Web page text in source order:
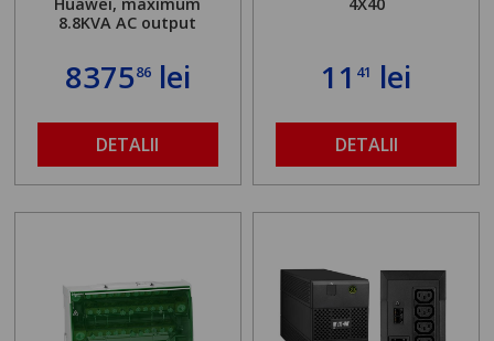
8.8KVA AC output
837586lei
DETALII
11 41 lei
DETALII